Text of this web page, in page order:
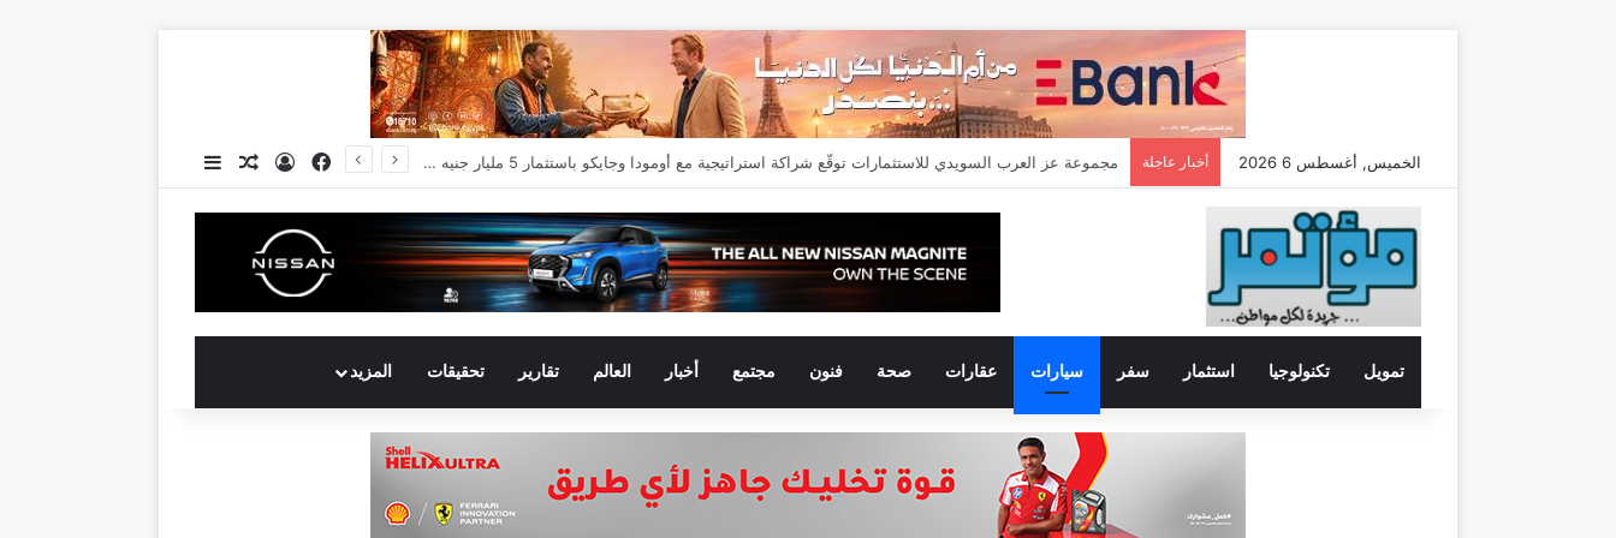
الخميس, أغسطس 6 2026 أخبار عاجلة تعيين “تيمور إسماعيل” مديراً عاماً لعلامتي (BAIC & ZEEKR) بمجموعة EIM للسيارات فيسبوكتسجيل الدخول
مقال عشوائي
إضافة عمود جانبي
تمويل تكنولوجيا استثمار سفر سيارات عقارات صحة فنون مجتمع أخبار العالم تقارير تحقيقات المزيد